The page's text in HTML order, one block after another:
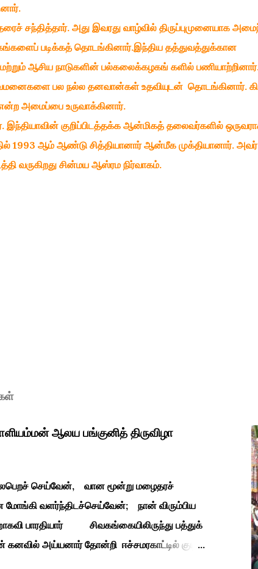
சந்தித்தார். அது இவரது வாழ்வில் திருப்புமுனையாக
படிக்கத் தொடங்கினார்.இந்திய தத்துவத்துக்கான
மற்றும் ஆசிய நாடுகளின் பல்கலைக்கழகங் களில்
பல நல்ல தனவான்கள் உதவியுடன் தொடங்கினார்.
அமைப்பை உருவாக்கினார்.
குறிப்பிடத்தக்க ஆன்மிகத் தலைவர்களில்
1993 ஆம் ஆண்டு சித்தியானார் ஆன்மீக முக்தியானார். அவர்
வருகிறது சின்மய ஆஸ்ரம நிர்வாகம்.
ஆலய பங்குனித் திருவிழா
செய்வேன், வான மூன்று மழைதரச்
வளர்ந்திடச்செய்வேன்; நான் விரும்பிய
சிவகங்கையிலிருந்து பத்துக்
அய்யனார் தோன்றி ஈச்சமரகாட்டில் குடி